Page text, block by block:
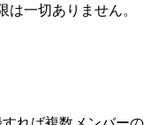
は一切ありません。